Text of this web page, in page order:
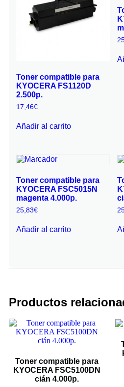
Toner compatible para
KYOCERA FS1120D
2.500p.
17,46€
Añadir al carrito
Toner compatible para
KYOCERA FSC5015N
magenta 4.000p.
25,83€
Añadir al carrito
Productos
Toner compatible para
KYOCERA FSC5100DN
cián 4.000p.